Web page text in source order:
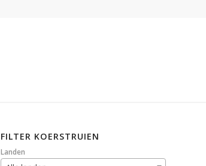
FILTER KOERSTRUIEN
Landen